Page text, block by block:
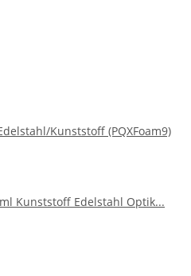
Kunststoff (PQXFoam9)